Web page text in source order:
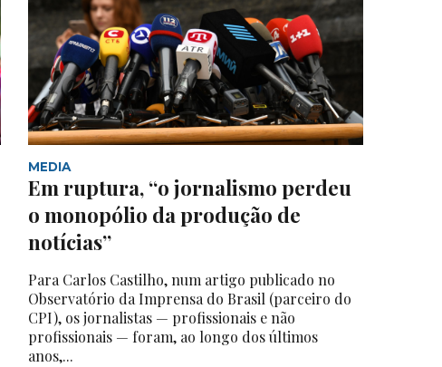
MEDIA
Em ruptura, “o jornalismo perdeu
o monopólio da produção de
notícias”
Para Carlos Castilho, num artigo publicado no
Observatório da Imprensa do Brasil (parceiro do
CPI), os jornalistas — profissionais e não
profissionais — foram, ao longo dos últimos
anos,...